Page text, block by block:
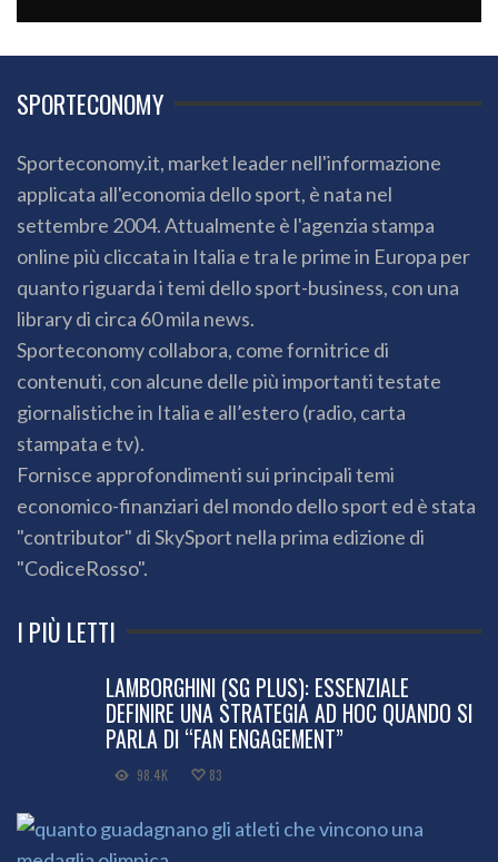
SPORTECONOMY
Sporteconomy.it, market leader nell'informazione
applicata all'economia dello sport, è nata nel
settembre 2004. Attualmente è l'agenzia stampa
online più cliccata in Italia e tra le prime in Europa per
quanto riguarda i temi dello sport-business, con una
library di circa 60 mila news.
Sporteconomy collabora, come fornitrice di
contenuti, con alcune delle più importanti testate
giornalistiche in Italia e all’estero (radio, carta
stampata e tv).
Fornisce approfondimenti sui principali temi
economico-finanziari del mondo dello sport ed è stata
"contributor" di SkySport nella prima edizione di
"CodiceRosso".
I PIÙ LETTI
LAMBORGHINI (SG PLUS): ESSENZIALE
DEFINIRE UNA STRATEGIA AD HOC QUANDO SI
PARLA DI “FAN ENGAGEMENT”
98.4K 83